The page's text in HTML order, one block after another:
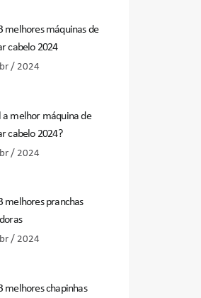
melhores máquinas de
cabelo 2024
/ 2024
a melhor máquina de
cabelo 2024?
/ 2024
melhores pranchas
/ 2024
melhores chapinhas